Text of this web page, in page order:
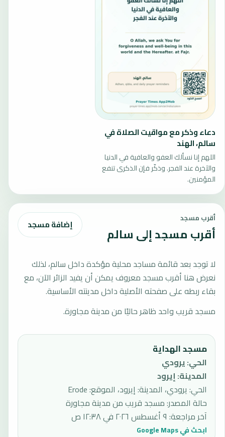
دعاء وذكر مع مواقيت الصلاة في
سالم، الهند
اللهم إنا نسألك العفو والعافية في الدنيا
والآخرة عند الفجر. وذكّر فإن الذكرى تنفع
المؤمنين.
أقرب مسجد
أقرب مسجد إلى سالم إضافة مسجد
لا توجد بعد قائمة مساجد محلية مؤكدة داخل سالم، لذلك
نعرض هنا أقرب مسجد معروف يمكن أن يفيد الزائر الآن، مع
بقاء ربطه على صفحته الأصلية داخل مدينته الأساسية.
مسجد قريب واحد ظاهر حاليًا من مدينة مجاورة.
مسجد الهداية
الحي:يرودي
المدينة:إيرود
الحي: يرودي، المدينة: إيرود، الموقع: Erode
حالة المصدر:مسجد قريب من مدينة مجاورة
آخر مراجعة: ٩ أغسطس ٢٠٢٦ في ١٢:٣٨ ص
ابحث في Google Maps